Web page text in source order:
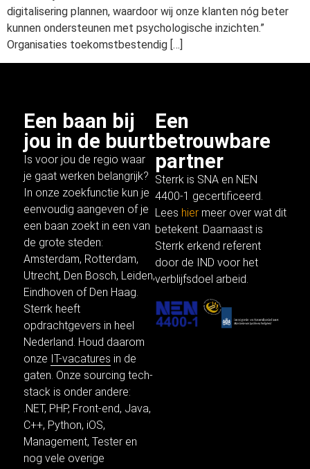
digitalisering plannen, waardoor wij onze klanten nóg beter
kunnen ondersteunen met psychologische inzichten.”
Organisaties toekomstbestendig […]
Een baan bij
jou in de buurt
Is voor jou de regio waar
je gaat werken belangrijk?
In onze zoekfunctie kun je
eenvoudig aangeven of je
een baan zoekt in een van
de grote steden:
Amsterdam, Rotterdam,
Utrecht, Den Bosch, Leiden,
Eindhoven of Den Haag.
Sterrk heeft
opdrachtgevers in heel
Nederland. Houd daarom
onze IT-vacatures in de
gaten. Onze sourcing tech-
stack is onder andere:
.NET, PHP, Front-end, Java,
C++, Python, iOS,
Management, Testeren
nog vele overige
Een
betrouwbare
partner
Sterrk is SNA en NEN
4400-1 gecertificeerd.
Lees hiermeer over wat dit
betekent. Daarnaast is
Sterrk erkend referent
door de IND voor het
verblijfsdoel arbeid.